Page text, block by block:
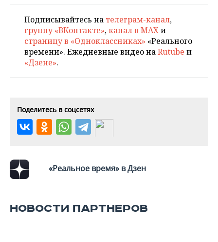
ЭНЕРГЕТИКА
ТЕЛЕКОММУНИКАЦИИ
БИЗНЕС-БРАНЧИ
ONLINE-КОНФЕРЕНЦИИ
ОТКРЫТАЯ ЛЕКЦИЯ
ФУТБОЛ
ХОККЕЙ
БАСКЕТБОЛ
КИБЕРСПОРТ
ВОДНЫЕ ВИДЫ СПОРТА
НОВОСТИ ОБЩЕСТВА
ВЛАСТЬ
ИНФРАСТРУКТУРА
КУЛЬТУРА
ОБРАЗОВАНИЕ
ФОТОГАЛЕРЕЯ
СЮЖЕТЫ
СПРАВОЧНИК
СПИСОК КОМПАНИЙ
Подписывайтесь на телеграм-канал,
группу «ВКонтакте»,канал в MAXи
страницу в «Одноклассниках» «Реального
времени». Ежедневные видео наRutube и
«Дзене».
Поделитесь в соцсетях
«Реальное время» в Дзен
НОВОСТИ ПАРТНЕРОВ